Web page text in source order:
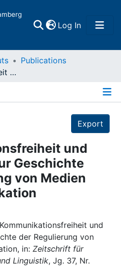
Log In(current)
Publications
Kommunikationsfreiheit und ihre Feinde : zur Geschichte der Regulierung von Medien und Kommunikation
Export
und
Geschichte
von Medien
und
der Regulierung von
in: Zeitschrift für
Linguistik, Jg. 37, Nr.